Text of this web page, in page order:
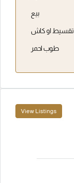
بيع
تقسيط او كاش
طوب احمر
View Listings